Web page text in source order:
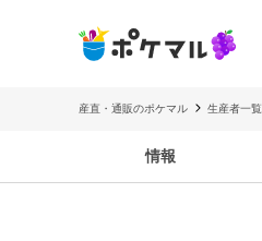
産直・通販のポケマル 生産者一覧
情報